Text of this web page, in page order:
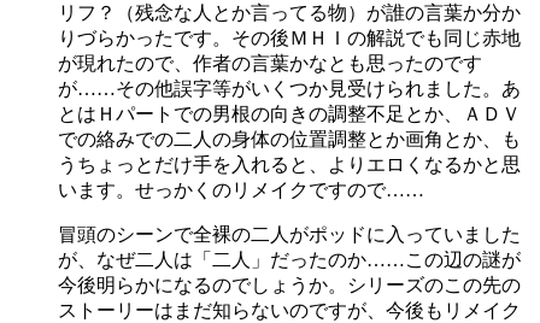
リフ？（残念な人とか言ってる物）が誰の言葉か分か
りづらかったです。その後ＭＨＩの解説でも同じ赤地
が現れたので、作者の言葉かなとも思ったのです
が……その他誤字等がいくつか見受けられました。あ
とはＨパートでの男根の向きの調整不足とか、ＡＤＶ
での絡みでの二人の身体の位置調整とか画角とか、も
うちょっとだけ手を入れると、よりエロくなるかと思
います。せっかくのリメイクですので……
冒頭のシーンで全裸の二人がポッドに入っていました
が、なぜ二人は「二人」だったのか……この辺の謎が
今後明らかになるのでしょうか。シリーズのこの先の
ストーリーはまだ知らないのですが、今後もリメイク